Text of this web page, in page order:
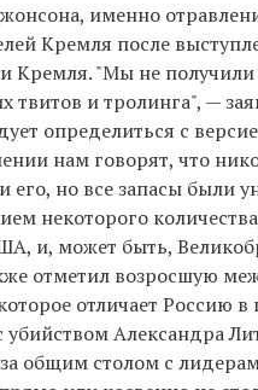
именно
Кремля после
Кремля. "Мы не
твитов и тролинга", —
определиться с
нам говорят, что
его, но все запасы были
некоторого
и, может быть,
отметил возросшую
отличает Россию
убийством Александра
общим столом с